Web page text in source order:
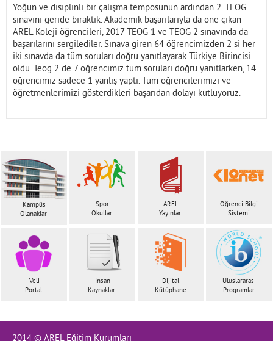
Yoğun ve disiplinli bir çalışma temposunun ardından 2. TEOG
sınavını geride bıraktık. Akademik başarılarıyla da öne çıkan
AREL Koleji öğrencileri, 2017 TEOG 1 ve TEOG 2 sınavında da
başarılarını sergilediler. Sınava giren 64 öğrencimizden 2 si her
iki sınavda da tüm soruları doğru yanıtlayarak Türkiye Birincisi
oldu. Teog 2 de 7 öğrencimiz tüm soruları doğru yanıtlarken, 14
öğrencimiz sadece 1 yanlış yaptı. Tüm öğrencilerimizi ve
öğretmenlerimizi gösterdikleri başarıdan dolayı kutluyoruz.
Kampüs
Olanakları
Spor
Okulları
AREL
Yayınları
Öğrenci Bilgi
Sistemi
Veli
Portalı
İnsan
Kaynakları
Dijital
Kütüphane
Uluslararası
Programlar